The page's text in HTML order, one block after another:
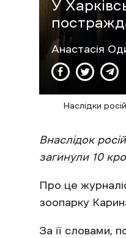
У
Анастасія
Наслідки
Внаслідок
загинули 10
Про це
зоопарку
За її словами,